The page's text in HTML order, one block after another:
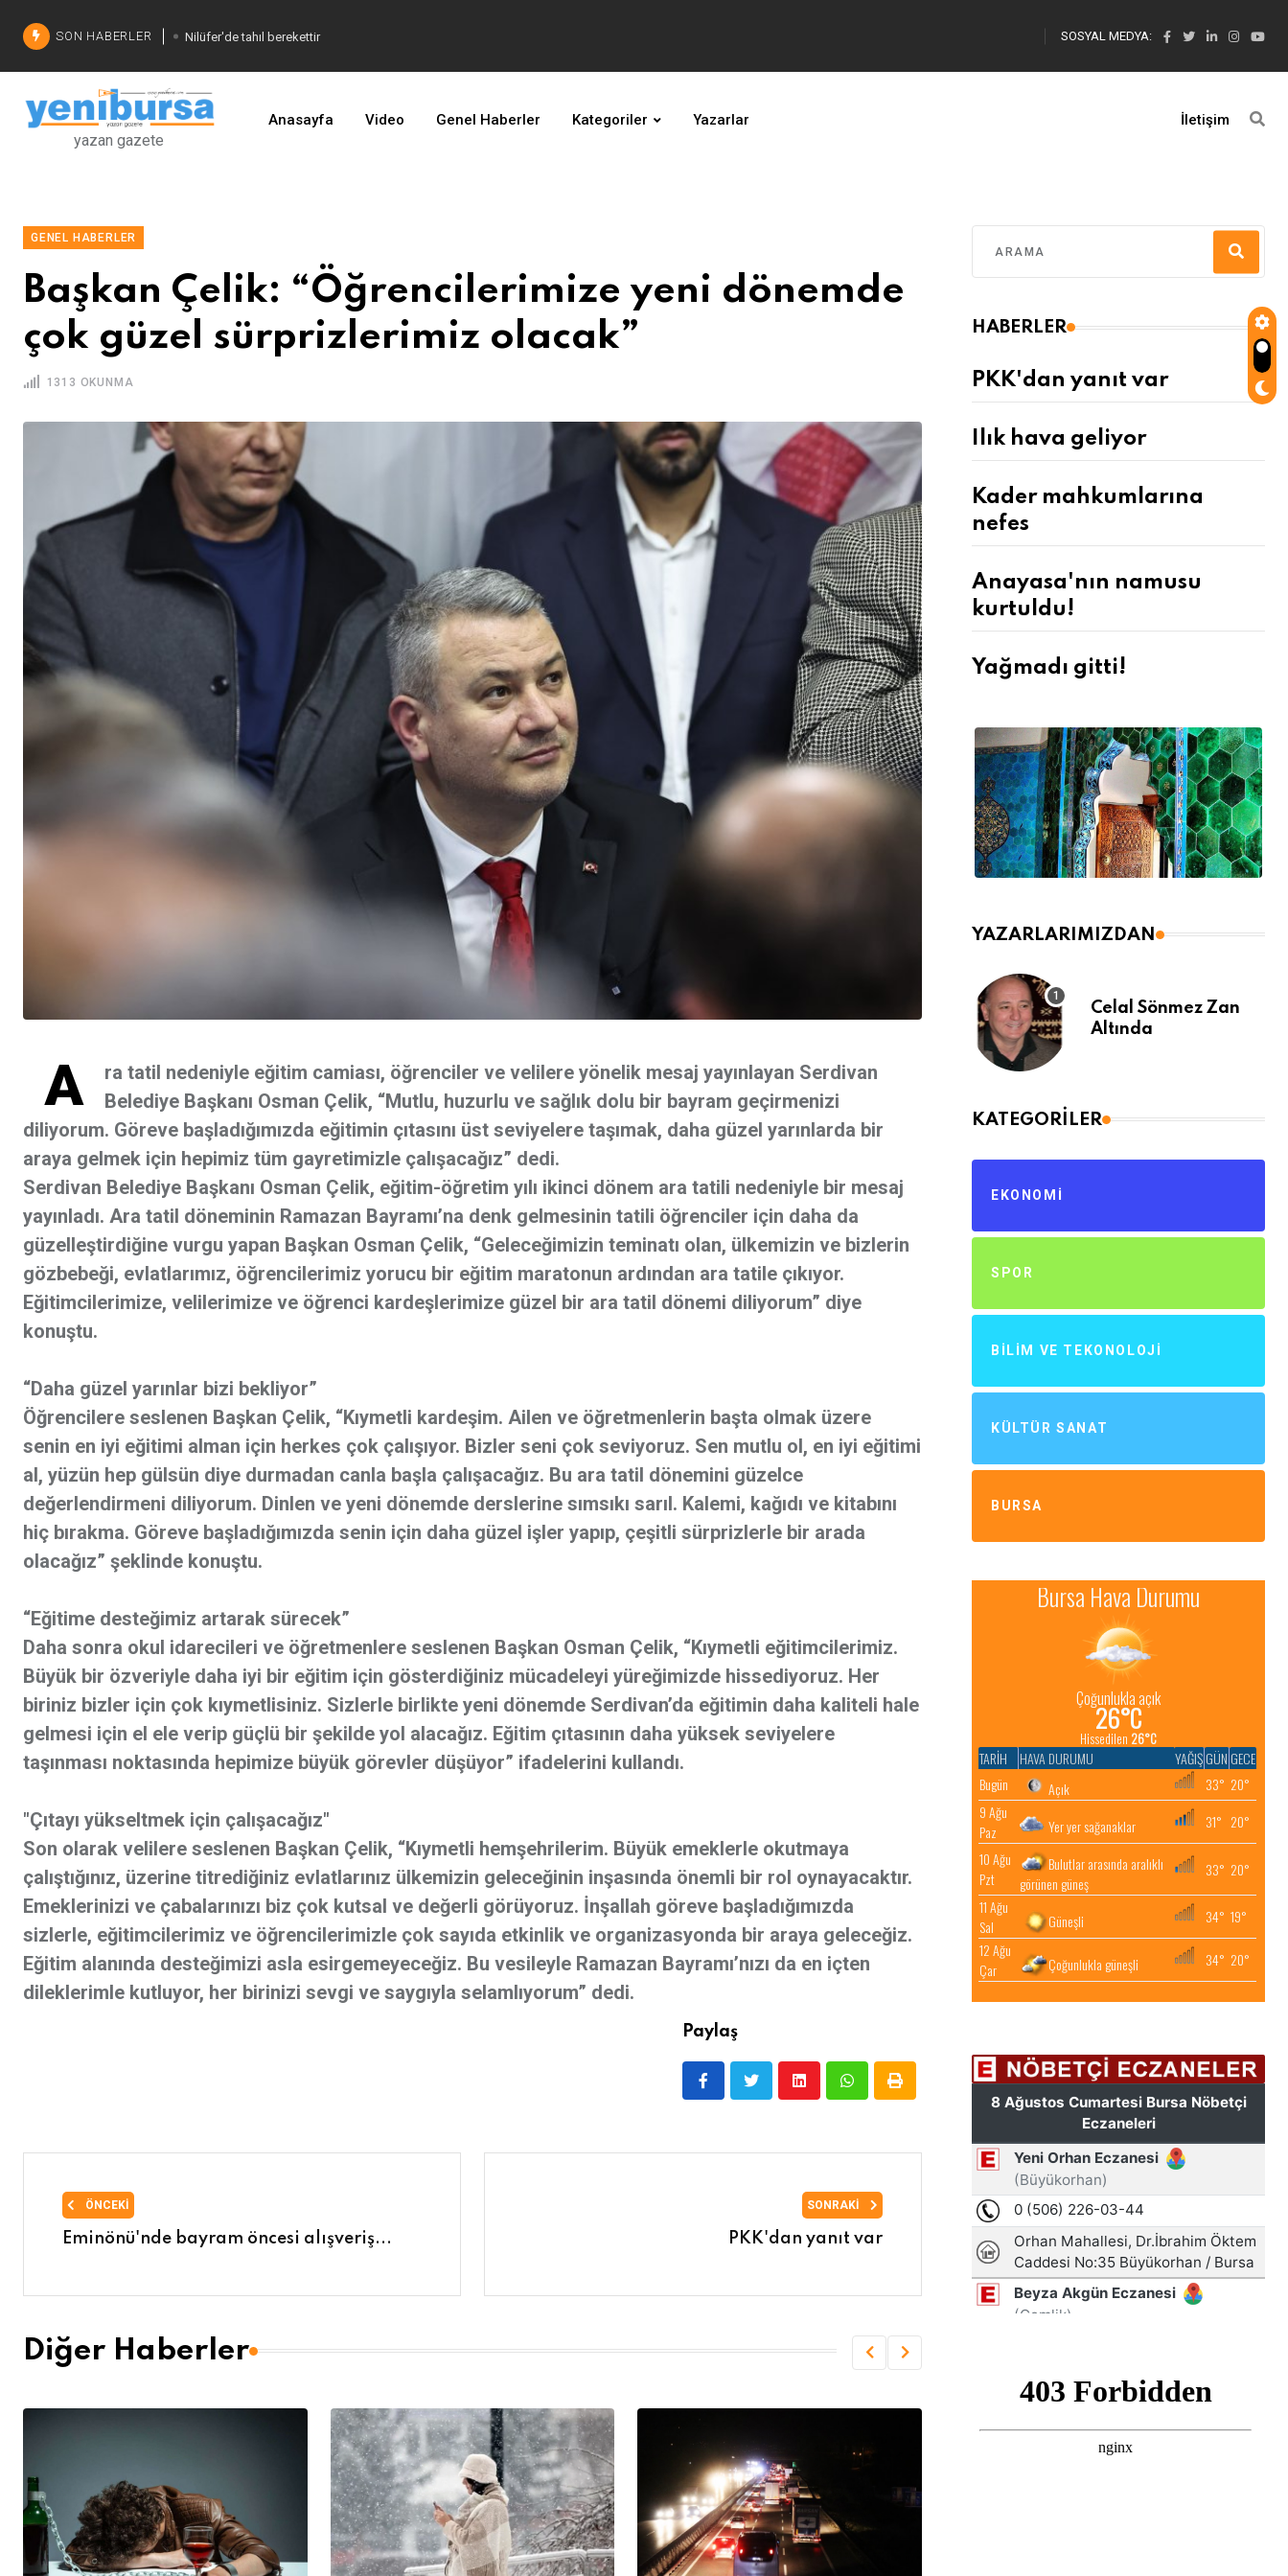
SON HABERLER Nilüfer'de tahıl berekettir
Şadi Özdemir'den çözüm
İşinizi geliştirin
SOSYAL MEDYA:
yazan gazete
Anasayfa Video Genel Haberler Kategoriler Yazarlar İletişim
GENEL HABERLER
Başkan Çelik: “Öğrencilerimize yeni dönemde
çok güzel sürprizlerimiz olacak”
1313 OKUNMA
A
ra tatil nedeniyle eğitim camiası, öğrenciler ve velilere yönelik mesaj yayınlayan Serdivan
Belediye Başkanı Osman Çelik, “Mutlu, huzurlu ve sağlık dolu bir bayram geçirmenizi
diliyorum. Göreve başladığımızda eğitimin çıtasını üst seviyelere taşımak, daha güzel yarınlarda bir
araya gelmek için hepimiz tüm gayretimizle çalışacağız” dedi.
Serdivan Belediye Başkanı Osman Çelik, eğitim-öğretim yılı ikinci dönem ara tatili nedeniyle bir mesaj
yayınladı. Ara tatil döneminin Ramazan Bayramı’na denk gelmesinin tatili öğrenciler için daha da
güzelleştirdiğine vurgu yapan Başkan Osman Çelik, “Geleceğimizin teminatı olan, ülkemizin ve bizlerin
gözbebeği, evlatlarımız, öğrencilerimiz yorucu bir eğitim maratonun ardından ara tatile çıkıyor.
Eğitimcilerimize, velilerimize ve öğrenci kardeşlerimize güzel bir ara tatil dönemi diliyorum” diye
konuştu.
“Daha güzel yarınlar bizi bekliyor”
Öğrencilere seslenen Başkan Çelik, “Kıymetli kardeşim. Ailen ve öğretmenlerin başta olmak üzere
senin en iyi eğitimi alman için herkes çok çalışıyor. Bizler seni çok seviyoruz. Sen mutlu ol, en iyi eğitimi
al, yüzün hep gülsün diye durmadan canla başla çalışacağız. Bu ara tatil dönemini güzelce
değerlendirmeni diliyorum. Dinlen ve yeni dönemde derslerine sımsıkı sarıl. Kalemi, kağıdı ve kitabını
hiç bırakma. Göreve başladığımızda senin için daha güzel işler yapıp, çeşitli sürprizlerle bir arada
olacağız” şeklinde konuştu.
“Eğitime desteğimiz artarak sürecek”
Daha sonra okul idarecileri ve öğretmenlere seslenen Başkan Osman Çelik, “Kıymetli eğitimcilerimiz.
Büyük bir özveriyle daha iyi bir eğitim için gösterdiğiniz mücadeleyi yüreğimizde hissediyoruz. Her
biriniz bizler için çok kıymetlisiniz. Sizlerle birlikte yeni dönemde Serdivan’da eğitimin daha kaliteli hale
gelmesi için el ele verip güçlü bir şekilde yol alacağız. Eğitim çıtasının daha yüksek seviyelere
taşınması noktasında hepimize büyük görevler düşüyor” ifadelerini kullandı.
"Çıtayı yükseltmek için çalışacağız"
Son olarak velilere seslenen Başkan Çelik, “Kıymetli hemşehrilerim. Büyük emeklerle okutmaya
çalıştığınız, üzerine titrediğiniz evlatlarınız ülkemizin geleceğinin inşasında önemli bir rol oynayacaktır.
Emeklerinizi ve çabalarınızı biz çok kutsal ve değerli görüyoruz. İnşallah göreve başladığımızda
sizlerle, eğitimcilerimiz ve öğrencilerimizle çok sayıda etkinlik ve organizasyonda bir araya geleceğiz.
Eğitim alanında desteğimizi asla esirgemeyeceğiz. Bu vesileyle Ramazan Bayramı’nızı da en içten
dileklerimle kutluyor, her birinizi sevgi ve saygıyla selamlıyorum” dedi.
Paylaş
ÖNCEKI
Eminönü'nde bayram öncesi alışveriş...
SONRAKI
PKK'dan yanıt var
Diğer Haberler
HABERLER
PKK'dan yanıt var
Ilık hava geliyor
Kader mahkumlarına
nefes
Anayasa'nın namusu
kurtuldu!
Yağmadı gitti!
YAZARLARIMIZDAN
Celal Sönmez Zan
Altında
KATEGORILER
EKONOMI
SPOR
BILIM VE TEKONOLOJI
KÜLTÜR SANAT
BURSA